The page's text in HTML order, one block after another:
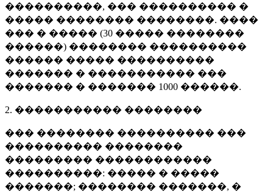
����������, ��� ���������� �
����� �������� ��������. ����
��� � ����� (30 ����� ��������
������) �������� ����������
������ ����� ����������
������� � ����������� ���
������� � ������� 1000 ������.
2. ����������� ��������
��� �������� ���������� ���
���������� ��������
��������� ������������
����������: ����� � �����
�������; �������� �������, �